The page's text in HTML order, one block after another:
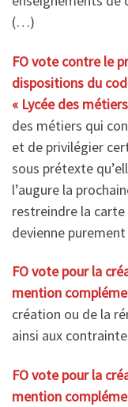
(…)
FO vote contre le
dispositions du
« Lycée des
des métiers qui
et de privilégier
sous prétexte
l’augure la
restreindre la
devienne
FO vote pour la
mention
création ou de la
ainsi aux
FO vote pour la
mention